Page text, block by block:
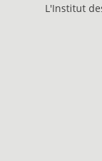
L'Institut